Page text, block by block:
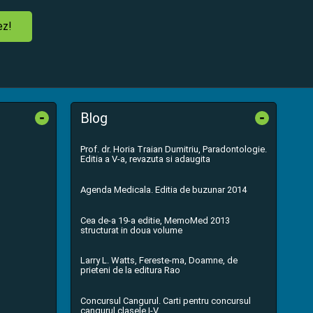
- Blog -
Prof. dr. Horia Traian Dumitriu, Paradontologie.
Editia a V-a, revazuta si adaugita
Agenda Medicala. Editia de buzunar 2014
Cea de-a 19-a editie, MemoMed 2013
structurat in doua volume
Larry L. Watts, Fereste-ma, Doamne, de
prieteni de la editura Rao
Concursul Cangurul. Carti pentru concursul
cangurul clasele I-V